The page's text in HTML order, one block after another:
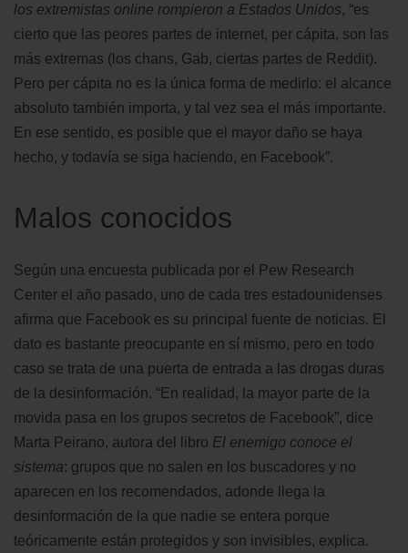
los extremistas online rompieron a Estados Unidos, “es
cierto que las peores partes de internet, per cápita, son las
más extremas (los chans, Gab, ciertas partes de Reddit).
Pero per cápita no es la única forma de medirlo: el alcance
absoluto también importa, y tal vez sea el más importante.
En ese sentido, es posible que el mayor daño se haya
hecho, y todavía se siga haciendo, en Facebook”.
Malos conocidos
Según una encuesta publicada por el Pew Research
Center el año pasado, uno de cada tres estadounidenses
afirma que Facebook es su principal fuente de noticias. El
dato es bastante preocupante en sí mismo, pero en todo
caso se trata de una puerta de entrada a las drogas duras
de la desinformación. “En realidad, la mayor parte de la
movida pasa en los grupos secretos de Facebook”, dice
Marta Peirano, autora del libro El enemigo conoce el
sistema: grupos que no salen en los buscadores y no
aparecen en los recomendados, adonde llega la
desinformación de la que nadie se entera porque
teóricamente están protegidos y son invisibles, explica.